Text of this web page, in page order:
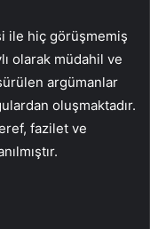
ile hiç görüşmemiş
olarak müdahil ve
argümanlar
oluşmaktadır.
fazilet ve